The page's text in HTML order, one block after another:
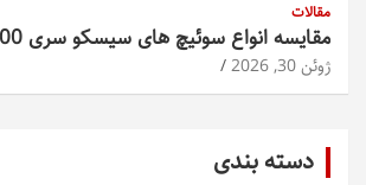
مقالات
مقایسه انواع سوئیچ های سیسکو سری 9300
ژوئن 30, 2026
دسته بندی